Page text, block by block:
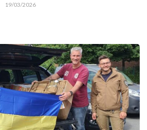
19/03/2026